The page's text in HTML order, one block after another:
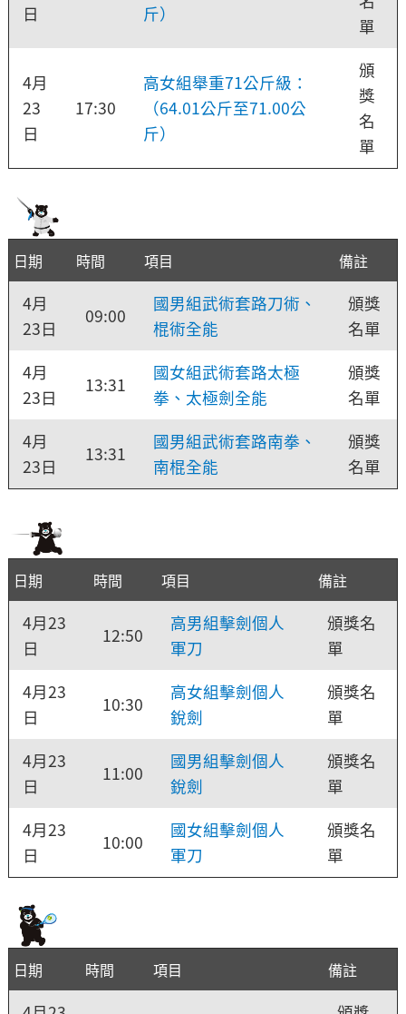
日 斤）
單
4月
23
日
17:30
高女組舉重71公斤級：
（64.01公斤至71.00公
斤）
頒
獎
名
單
日期 時間 項目 備註
4月
23日
09:00
國男組武術套路刀術、
棍術全能
頒獎
名單
4月
23日
13:31
國女組武術套路太極
拳、太極劍全能
頒獎
名單
4月
23日
13:31
國男組武術套路南拳、
南棍全能
頒獎
名單
日期 時間 項目 備註
4月23
日
12:50
高男組擊劍個人
軍刀
頒獎名
單
4月23
日
10:30
高女組擊劍個人
銳劍
頒獎名
單
4月23
日
11:00
國男組擊劍個人
銳劍
頒獎名
單
4月23
日
10:00
國女組擊劍個人
軍刀
頒獎名
單
日期 時間 項目 備註